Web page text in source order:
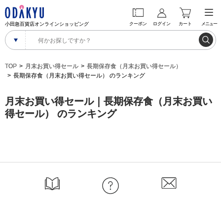
小田急百貨店オンラインショッピング クーポン ログイン カート メニュー
TOP 月末お買い得セール
長期保存食（月末お買い得セール）
長期保存食（月末お買い得セール） のランキング
月末お買い得セール｜長期保存食（月末お買い
得セール） のランキング